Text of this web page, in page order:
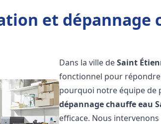
et dépannage
Dans la ville deSaint
fonctionnel pour répondre
pourquoi notre équipe de
dépannage chauffe eau
efficace. Nous